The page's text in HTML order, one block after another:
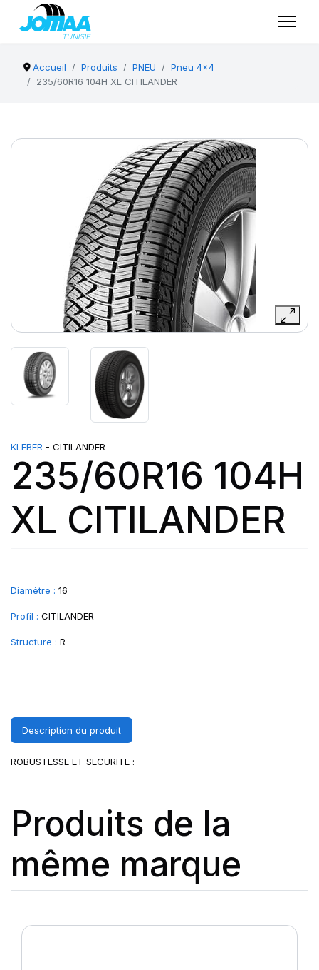
Accueil Produits PNEU
Pneu 4x4
235/60R16 104H XL CITILANDER
KLEBER - CITILANDER
235/60R16 104H
XL CITILANDER
Diamètre : 16
Profil : CITILANDER
Structure : R
Description du produit
ROBUSTESSE ET SECURITE :
Produits de la
même marque